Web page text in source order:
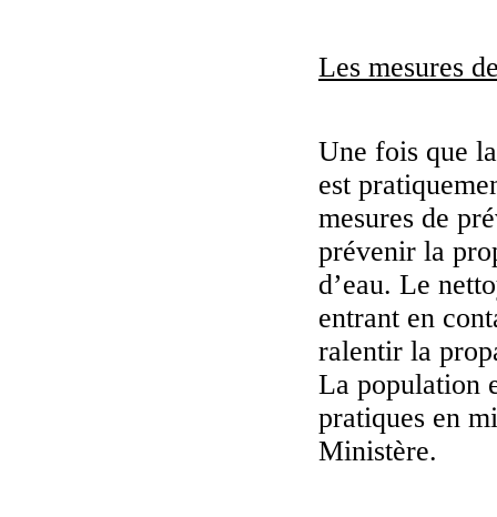
Les mesures
Une fois que
est
mesures de
prévenir la
d’eau. Le
entrant en
ralentir la
La population
pratiques en
Ministère.